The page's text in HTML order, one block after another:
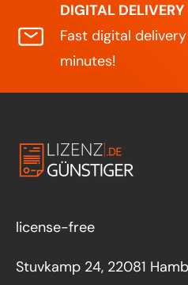
DIGITAL DELIVERY
Fast digital
minutes!
license-free
Stuvkamp 24, 22081